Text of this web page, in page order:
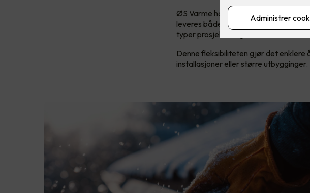
ØS Varme har lager i Norge, noe
leveres både som kappbare
typer prosjekter og behov.
Denne fleksibiliteten gjør det enklere
installasjoner eller større utbygginger.